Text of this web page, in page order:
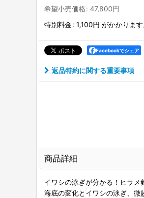
希望小売価格: 47,800円
特別料金: 1,100円 がかかります
Facebookでシェア
返品特約に関する重要事項
商品詳細
イワシの泳ぎが分かる！ヒラメ
海底の変化とイワシの泳ぎ、